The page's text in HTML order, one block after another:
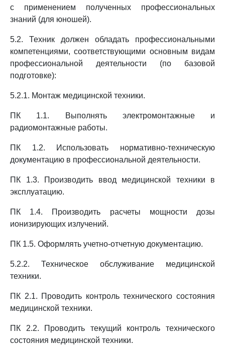
с применением полученных профессиональных
знаний (для юношей).
5.2. Техник должен обладать профессиональными
компетенциями, соответствующими основным видам
профессиональной деятельности (по базовой
подготовке):
5.2.1. Монтаж медицинской техники.
ПК 1.1. Выполнять электромонтажные и
радиомонтажные работы.
ПК 1.2. Использовать нормативно-техническую
документацию в профессиональной деятельности.
ПК 1.3. Производить ввод медицинской техники в
эксплуатацию.
ПК 1.4. Производить расчеты мощности дозы
ионизирующих излучений.
ПК 1.5. Оформлять учетно-отчетную документацию.
5.2.2. Техническое обслуживание медицинской
техники.
ПК 2.1. Проводить контроль технического состояния
медицинской техники.
ПК 2.2. Проводить текущий контроль технического
состояния медицинской техники.